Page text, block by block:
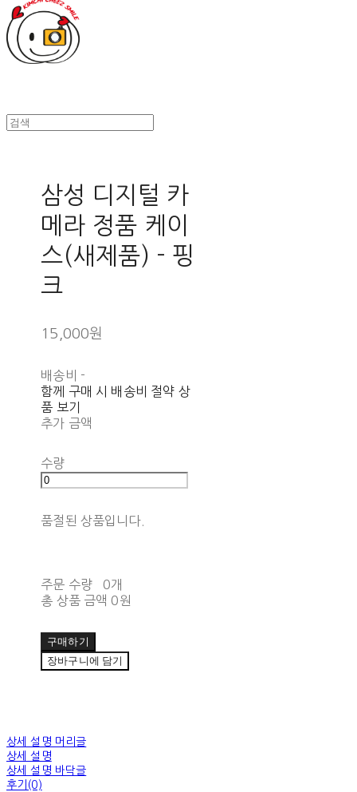
삼성 디지털 카
메라 정품 케이
스(새제품) - 핑
크
15,000원
배송비 -
함께 구매 시 배송비 절약 상
품 보기
추가 금액
수량
품절된 상품입니다.
주문 수량
0개
총 상품 금액 0원
구매하기
장바구니에 담기
상세 설명 머리글
상세 설명
상세 설명 바닥글
후기(0)